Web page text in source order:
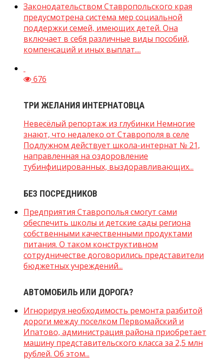
Законодательством Ставропольского края
предусмотрена система мер социальной
поддержки семей, имеющих детей. Она
включает в себя различные виды пособий,
компенсаций и иных выплат....
676
ТРИ ЖЕЛАНИЯ ИНТЕРНАТОВЦА
Невесёлый репортаж из глубинки Немногие
знают, что недалеко от Ставрополя в селе
Подлужном действует школа-интернат № 21,
направленная на оздоровление
тубинфицированных, выздоравливающих...
БЕЗ ПОСРЕДНИКОВ
Предприятия Ставрополья смогут сами
обеспечить школы и детские сады региона
собственными качественными продуктами
питания. О таком конструктивном
сотрудничестве договорились представители
бюджетных учреждений...
АВТОМОБИЛЬ ИЛИ ДОРОГА?
Игнорируя необходимость ремонта разбитой
дороги между поселком Первомайский и
Ипатово, администрация района приобретает
машину представительского класса за 2,5 млн
рублей. Об этом...